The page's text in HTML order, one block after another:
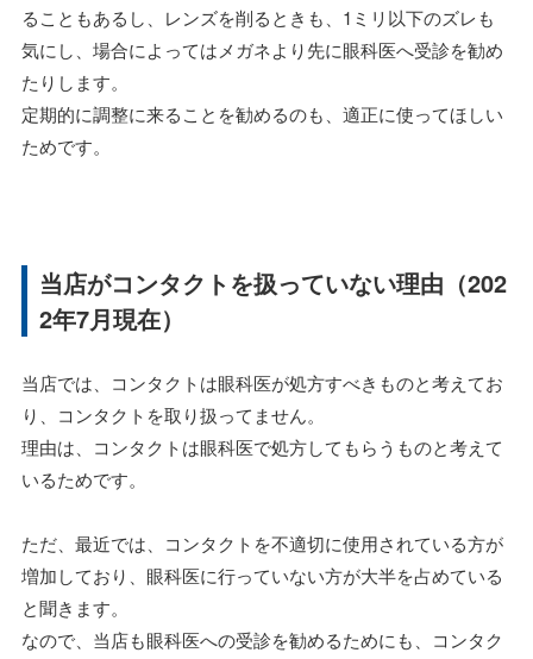
ることもあるし、レンズを削るときも、1ミリ以下のズレも
気にし、場合によってはメガネより先に眼科医へ受診を勧め
たりします。
定期的に調整に来ることを勧めるのも、適正に使ってほしい
ためです。
当店がコンタクトを扱っていない理由（202
2年7月現在）
当店では、コンタクトは眼科医が処方すべきものと考えてお
り、コンタクトを取り扱ってません。
理由は、コンタクトは眼科医で処方してもらうものと考えて
いるためです。
ただ、最近では、コンタクトを不適切に使用されている方が
増加しており、眼科医に行っていない方が大半を占めている
と聞きます。
なので、当店も眼科医への受診を勧めるためにも、コンタク